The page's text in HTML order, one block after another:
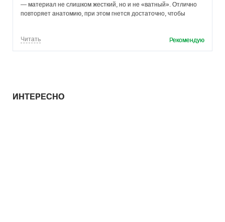
— материал не слишком жесткий, но и не «ватный». Отлично
повторяет анатомию, при этом гнется достаточно, чтобы
пористая, может впитывать запахи.
Читать Рекомендую
ИНТЕРЕСНО